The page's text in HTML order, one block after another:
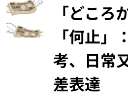
「どころ
「何止」
考、日常
差表達